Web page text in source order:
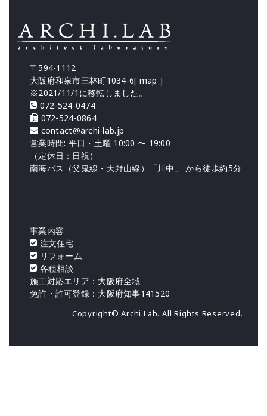
〒594-1112
大阪府和泉市三林町1034-6[ map ]
※2021/11/1に移転しました。
072-524-0474
072-524-0864
contact@archi-lab.jp
営業時間: 平日・土曜 10:00 〜 19:00
（定休日：日祝）
南海バス（父鬼線・天野山線）「川中」 から徒歩約5分
事業内容
注文住宅
リフォーム
各種相談
施工対応エリア：大阪府全域
免許・許可登録：大阪府知事141520
Copyright© Archi.Lab. All Rights Reserved.